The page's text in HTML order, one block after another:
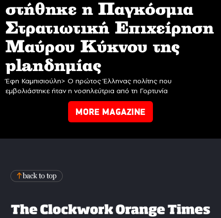
στήθηκε η Παγκόσμια
Στρατιωτική Επιχείρηση
Mαύρου Κύκνου της
planδημίας
Έφη Καμπισιούλη> Ο πρώτος Έλληνας πολίτης που
εμβολιάστηκε ήταν η νοσηλεύτρια από τη Γορτυνία
MORE MAGAZINE